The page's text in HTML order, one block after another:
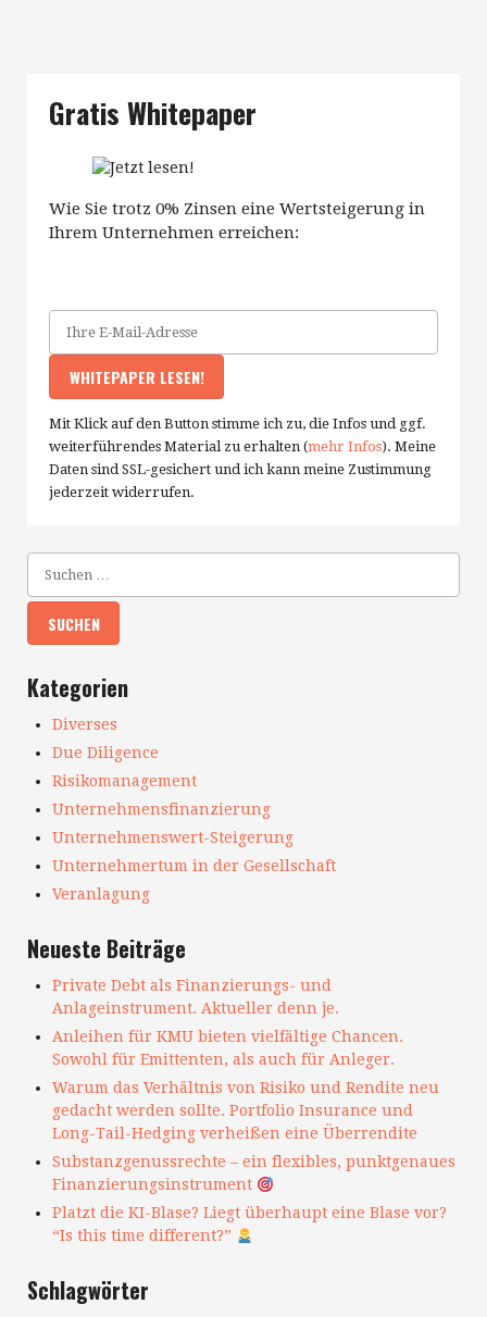
Gratis Whitepaper
Wie Sie trotz 0% Zinsen eine Wertsteigerung in
Ihrem Unternehmen erreichen:
Mit Klick auf den Button stimme ich zu, die Infos und ggf.
weiterführendes Material zu erhalten (mehr Infos). Meine
Daten sind SSL-gesichert und ich kann meine Zustimmung
jederzeit widerrufen.
Kategorien
Diverses
Due Diligence
Risikomanagement
Unternehmensfinanzierung
Unternehmenswert-Steigerung
Unternehmertum in der Gesellschaft
Veranlagung
Neueste Beiträge
Private Debt als Finanzierungs- und
Anlageinstrument. Aktueller denn je.
Anleihen für KMU bieten vielfältige Chancen.
Sowohl für Emittenten, als auch für Anleger.
Warum das Verhältnis von Risiko und Rendite neu
gedacht werden sollte. Portfolio Insurance und
Long-Tail-Hedging verheißen eine Überrendite
Substanzgenussrechte – ein flexibles, punktgenaues
Finanzierungsinstrument
Platzt die KI-Blase? Liegt überhaupt eine Blase vor?
“Is this time different?”
Schlagwörter